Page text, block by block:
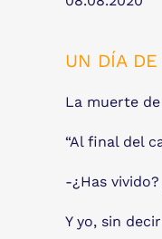
UN DÍA
La muerte
“Al final del
-¿Has
Y yo, sin